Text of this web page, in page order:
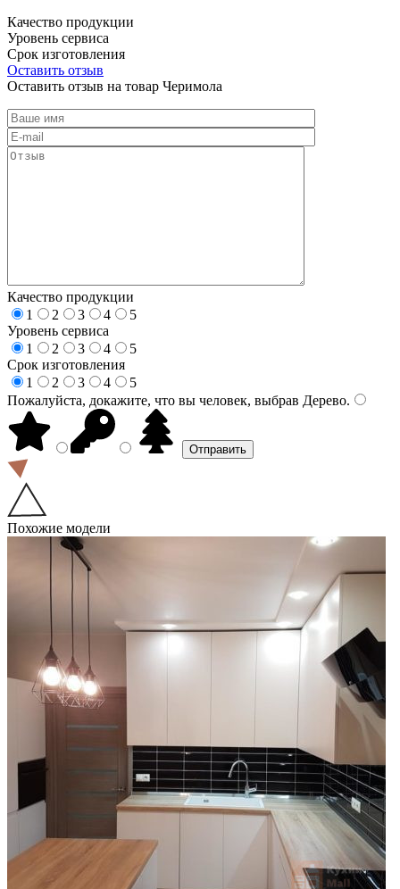
Качество продукции
Уровень сервиса
Срок изготовления
Оставить отзыв
Оставить отзыв на товар Черимола
Качество продукции
1
2 3 4
5
Уровень сервиса
1
2 3 4
5
Срок изготовления
1
2 3 4
5
Пожалуйста, докажите, что вы человек, выбрав Дерево.
Похожие модели